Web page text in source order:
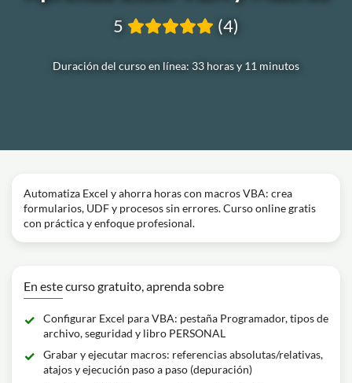
Duración del curso en línea: 33 horas y 11 minutos
5 (4)
Automatiza Excel y ahorra horas con macros VBA: crea
formularios, UDF y procesos sin errores. Curso online gratis
con práctica y enfoque profesional.
En este curso gratuito, aprenda sobre
Configurar Excel para VBA: pestaña Programador, tipos de
archivo, seguridad y libro PERSONAL
Grabar y ejecutar macros: referencias absolutas/relativas,
atajos y ejecución paso a paso (depuración)